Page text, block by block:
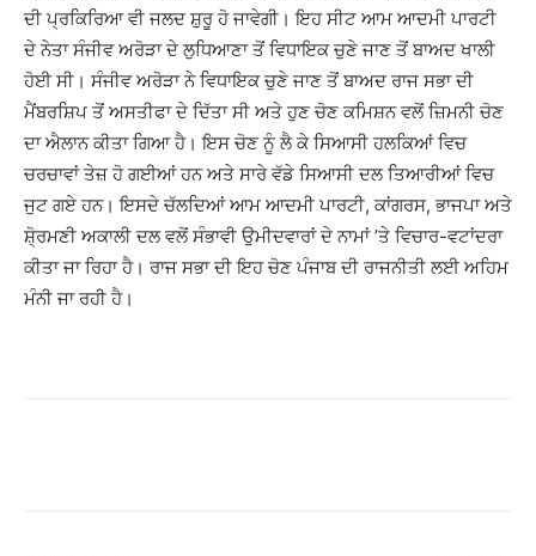
ਦੀ ਪ੍ਰਕਿਰਿਆ ਵੀ ਜਲਦ ਸ਼ੁਰੂ ਹੋ ਜਾਵੇਗੀ। ਇਹ ਸੀਟ ਆਮ ਆਦਮੀ ਪਾਰਟੀ
ਦੇ ਨੇਤਾ ਸੰਜੀਵ ਅਰੋੜਾ ਦੇ ਲੁਧਿਆਣਾ ਤੋਂ ਵਿਧਾਇਕ ਚੁਣੇ ਜਾਣ ਤੋਂ ਬਾਅਦ ਖਾਲੀ
ਹੋਈ ਸੀ। ਸੰਜੀਵ ਅਰੋੜਾ ਨੇ ਵਿਧਾਇਕ ਚੁਣੇ ਜਾਣ ਤੋਂ ਬਾਅਦ ਰਾਜ ਸਭਾ ਦੀ
ਮੈਂਬਰਸ਼ਿਪ ਤੋਂ ਅਸਤੀਫਾ ਦੇ ਦਿੱਤਾ ਸੀ ਅਤੇ ਹੁਣ ਚੋਣ ਕਮਿਸ਼ਨ ਵਲੋਂ ਜ਼ਿਮਨੀ ਚੋਣ
ਦਾ ਐਲਾਨ ਕੀਤਾ ਗਿਆ ਹੈ। ਇਸ ਚੋਣ ਨੂੰ ਲੈ ਕੇ ਸਿਆਸੀ ਹਲਕਿਆਂ ਵਿਚ
ਚਰਚਾਵਾਂ ਤੇਜ਼ ਹੋ ਗਈਆਂ ਹਨ ਅਤੇ ਸਾਰੇ ਵੱਡੇ ਸਿਆਸੀ ਦਲ ਤਿਆਰੀਆਂ ਵਿਚ
ਜੁਟ ਗਏ ਹਨ। ਇਸਦੇ ਚੱਲਦਿਆਂ ਆਮ ਆਦਮੀ ਪਾਰਟੀ, ਕਾਂਗਰਸ, ਭਾਜਪਾ ਅਤੇ
ਸ਼ੋ੍ਰਮਣੀ ਅਕਾਲੀ ਦਲ ਵਲੋਂ ਸੰਭਾਵੀ ਉਮੀਦਵਾਰਾਂ ਦੇ ਨਾਮਾਂ ’ਤੇ ਵਿਚਾਰ-ਵਟਾਂਦਰਾ
ਕੀਤਾ ਜਾ ਰਿਹਾ ਹੈ। ਰਾਜ ਸਭਾ ਦੀ ਇਹ ਚੋਣ ਪੰਜਾਬ ਦੀ ਰਾਜਨੀਤੀ ਲਈ ਅਹਿਮ
ਮੰਨੀ ਜਾ ਰਹੀ ਹੈ।